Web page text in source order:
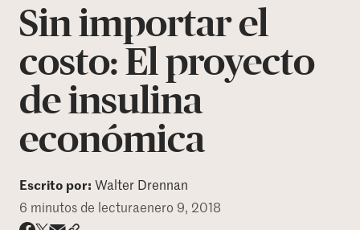
Recursos
Programas
Quienes somos
Sin importar el
costo: El proyecto
de insulina
económica
Escrito por: Walter Drennan
6 minutos de lecturaenero 9, 2018